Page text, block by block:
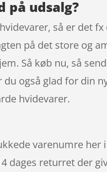
på udsalg?
så er det
på det store og
Så køb nu, så
også glad for din
hvidevarer.
varenumre
dages returret der